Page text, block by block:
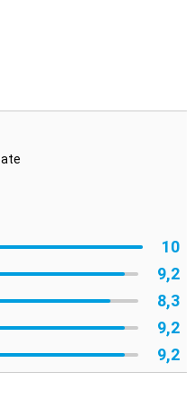
10
9,2
8,3
9,2
9,2